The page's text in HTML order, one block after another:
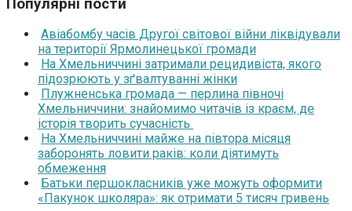
Популярні пости
Авіабомбу часів Другої світової війни ліквідували
на території Ярмолинецької громади
На Хмельниччині затримали рецидивіста, якого
підозрюють у зґвалтуванні жінки
Плужненська громада — перлина півночі
Хмельниччини: знайомимо читачів із краєм, де
історія творить сучасність
На Хмельниччині майже на півтора місяця
заборонять ловити раків: коли діятимуть
обмеження
Батьки першокласників уже можуть оформити
«Пакунок школяра»: як отримати 5 тисяч гривень